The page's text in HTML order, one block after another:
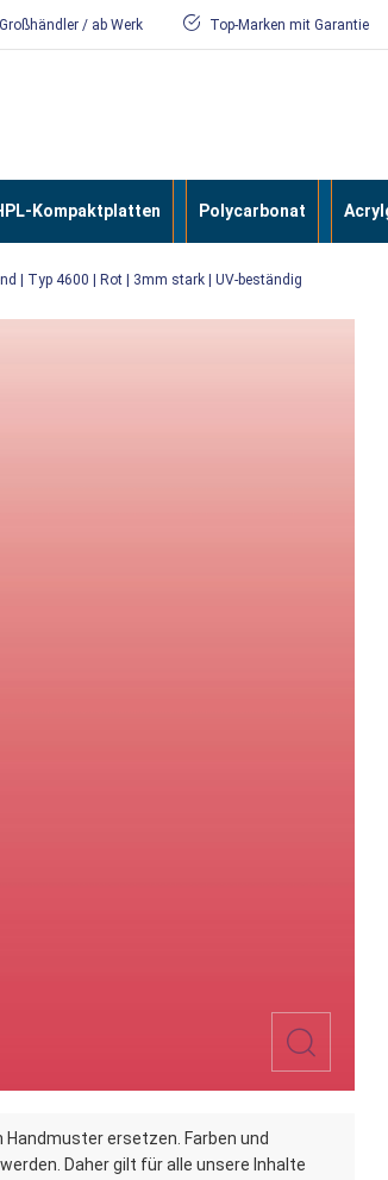
/ ab Werk Top-Marken mit Garantie
Kompaktplatten Polycarbonat
| Typ 4600 | Rot | 3mm stark | UV-beständig
Handmuster ersetzen. Farben und
Daher gilt für alle unsere Inhalte